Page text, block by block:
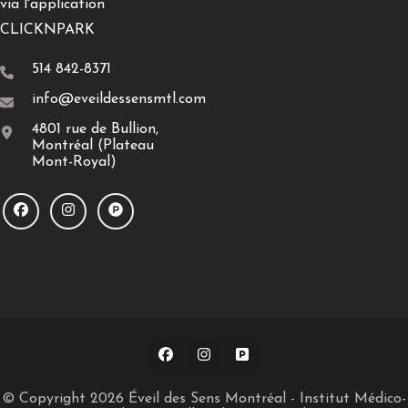
via l'application
CLICKNPARK
514 842-8371
info@eveildessensmtl.com
4801 rue de Bullion,
Montréal (Plateau
Mont-Royal)
© Copyright 2026 Éveil des Sens Montréal - Institut Médico-